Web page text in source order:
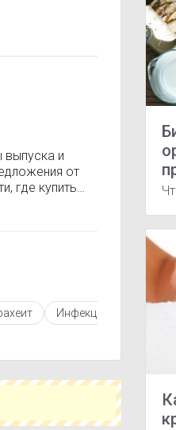
выпуска и
от
где купить
о
с
и
вы можете
ценой.
Инфекции горла